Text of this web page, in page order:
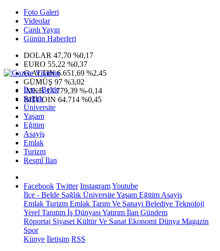
Foto Galeri
Videolar
Canlı Yayın
Günün Haberleri
DOLAR 47,70 %0,17
EURO 55,22 %0,37
G.ALTIN6.651,69 %2,45
GÜMÜŞ 97 %3,02
IMKB13.779,39 %-0,14
BITCOIN 64.714 %0,45
İlçe - Belde
Sağlık
Üniversite
Yaşam
Eğitim
Asayiş
Emlak
Turizm
Resmî İlan
Facebook Twitter InstagramYoutube
İlçe - Belde Sağlık ÜniversiteYaşam Eğitim Asayiş
Emlak Turizm Emlak Tarım Ve Sanayi Belediye Teknoloji
Yerel Tanıtım İş Dünyası Yatırım İlan Gündem
Röportaj Siyaset Kültür Ve Sanat Ekonomi Dünya Magazin
Spor
Künye İletişim RSS